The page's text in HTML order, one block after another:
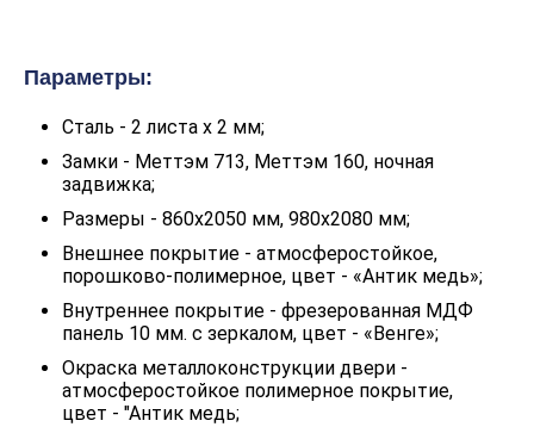
Параметры:
Сталь - 2 листа x 2 мм;
Замки - Меттэм 713, Меттэм 160, ночная
задвижка;
Размеры - 860х2050 мм, 980х2080 мм;
Внешнее покрытие - атмосферостойкое,
порошково-полимерное, цвет - «Антик медь»;
Внутреннее покрытие - фрезерованная МДФ
панель 10 мм. с зеркалом, цвет - «Венге»;
Окраска металлоконструкции двери -
атмосферостойкое полимерное покрытие,
цвет - "Антик медь;